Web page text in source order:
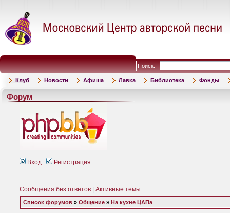
Поиск:
Клуб Новости Афиша Лавка Библиотека Фонды
Форум
Вход Регистрация
Сообщения без ответов Активные темы
Список форумов » Общение » На кухне ЦАПа